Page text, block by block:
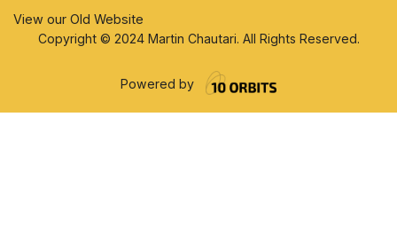
View our Old Website
Copyright © 2024 Martin Chautari. All Rights Reserved.
Powered by